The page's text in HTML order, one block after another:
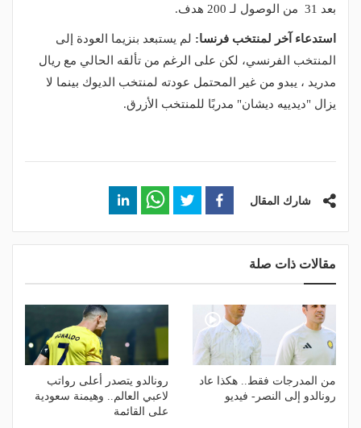
بعد 31 من الوصول لـ 200 هدف.
استدعاء آخر لمنتخب فرنسا: لم يستبعد بنزيما العودة إلى
المنتخب الفرنسي، لكن على الرغم من تألقه الحالي مع ريال
مدريد ، يبدو من غير المحتمل عودته لمنتخب الديوك بينما لا
يزال "ديدييه ديشان" مدربًا للمنتخب الأزرق.
شارك المقال
مقالات ذات صلة
من المدرجات فقط.. هكذا عاد
رونالدو إلى النصر- فيديو
رونالدو يتصدر أعلى رواتب
لاعبي العالم.. وهيمنة سعودية
على القائمة